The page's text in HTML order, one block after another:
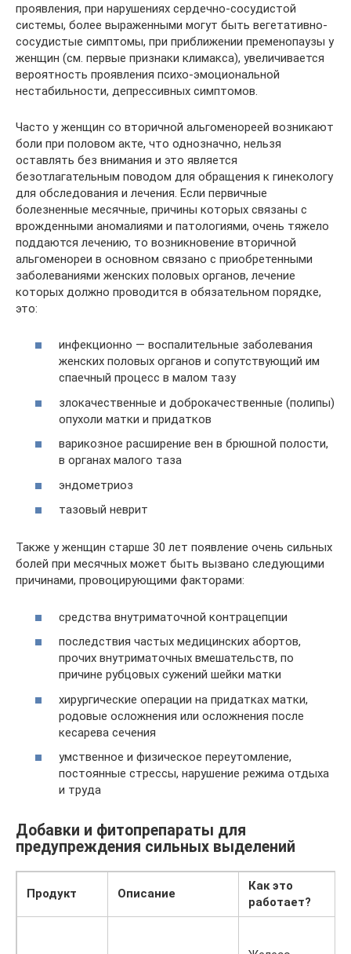
проявления, при нарушениях сердечно-сосудистой
системы, более выраженными могут быть вегетативно-
сосудистые симптомы, при приближении пременопаузы у
женщин (см. первые признаки климакса), увеличивается
вероятность проявления психо-эмоциональной
нестабильности, депрессивных симптомов.
Часто у женщин со вторичной альгоменореей возникают
боли при половом акте, что однозначно, нельзя
оставлять без внимания и это является
безотлагательным поводом для обращения к гинекологу
для обследования и лечения. Если первичные
болезненные месячные, причины которых связаны с
врожденными аномалиями и патологиями, очень тяжело
поддаются лечению, то возникновение вторичной
альгоменореи в основном связано с приобретенными
заболеваниями женских половых органов, лечение
которых должно проводится в обязательном порядке,
это:
инфекционно — воспалительные заболевания
женских половых органов и сопутствующий им
спаечный процесс в малом тазу
злокачественные и доброкачественные (полипы)
опухоли матки и придатков
варикозное расширение вен в брюшной полости,
в органах малого таза
эндометриоз
тазовый неврит
Также у женщин старше 30 лет появление очень сильных
болей при месячных может быть вызвано следующими
причинами, провоцирующими факторами:
средства внутриматочной контрацепции
последствия частых медицинских абортов,
прочих внутриматочных вмешательств, по
причине рубцовых сужений шейки матки
хирургические операции на придатках матки,
родовые осложнения или осложнения после
кесарева сечения
умственное и физическое переутомление,
постоянные стрессы, нарушение режима отдыха
и труда
Добавки и фитопрепараты для
предупреждения сильных выделений
Продукт Описание
Как это
работает?